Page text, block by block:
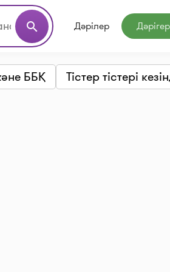
search Дәрілер
ББҚ Тістер тістері